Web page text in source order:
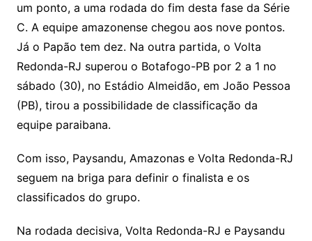
um ponto, a uma rodada do fim desta fase da Série
C. A equipe amazonense chegou aos nove pontos.
Já o Papão tem dez. Na outra partida, o Volta
Redonda-RJ superou o Botafogo-PB por 2 a 1 no
sábado (30), no Estádio Almeidão, em João Pessoa
(PB), tirou a possibilidade de classificação da
equipe paraibana.
Com isso, Paysandu, Amazonas e Volta Redonda-RJ
seguem na briga para definir o finalista e os
classificados do grupo.
Na rodada decisiva, Volta Redonda-RJ e Paysandu